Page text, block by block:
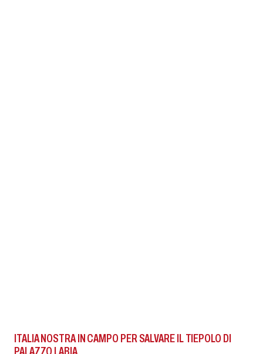
ITALIA NOSTRA IN CAMPO PER SALVARE IL TIEPOLO DI
PALAZZO LABIA